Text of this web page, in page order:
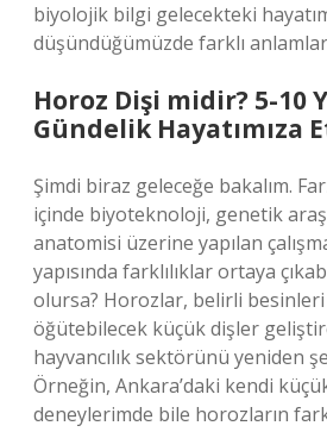
biyolojik bilgi gelecekteki
düşündüğümüzde farklı
Horoz Dişi midir? 5-10
Gündelik Hayatımıza
Şimdi biraz geleceğe bakalım.
içinde biyoteknoloji, genetik
anatomisi üzerine yapılan
yapısında farklılıklar ortaya
olursa? Horozlar, belirli besinleri
öğütebilecek küçük dişler
hayvancılık sektörünü yeniden
Örneğin, Ankara’daki kendi
deneylerimde bile horozların